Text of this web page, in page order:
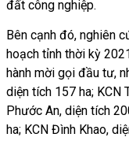
đất công nghiệp.
Bên cạnh đó, nghiên
hoạch tỉnh thời kỳ
hành mời gọi đầu tư,
diện tích 157 ha; KCN
Phước An, diện tích
ha; KCN Đình Khao,